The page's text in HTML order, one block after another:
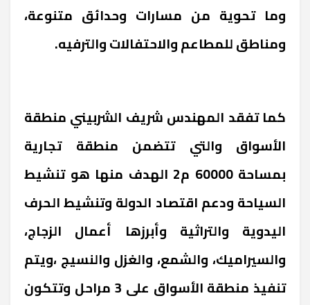
وما تحوية من مسارات وحدائق متنوعة،
ومناطق للمطاعم والاحتفالات والترفيه.
كما تفقد المهندس شريف الشربيني منطقة
الأسواق والتي تتضمن منطقة تجارية
بمساحة 60000 م2 الهدف منها هو تنشيط
السياحة ودعم اقتصاد الدولة وتنشيط الحرف
اليدوية والتراثية وأبرزها أعمال الزجاج،
والسيراميك، والشمع، والغزل والنسيج ،ويتم
تنفيذ منطقة الأسواق على 3 مراحل وتتكون